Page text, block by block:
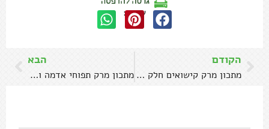
שתפו:
הקודם
מתכון מרק קישואים חלק ומושלם בקלי קלות
הבא
מתכון מרק תפוחי אדמה וכרישה